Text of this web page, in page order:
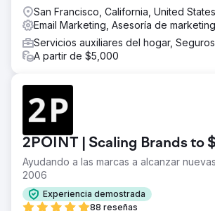
San Francisco, California, United States
Email Marketing, Asesoría de marketing
Servicios auxiliares del hogar, Seguros
A partir de $5,000
2POINT | Scaling Brands to
Ayudando a las marcas a alcanzar
2006
Experiencia demostrada
88 reseñas